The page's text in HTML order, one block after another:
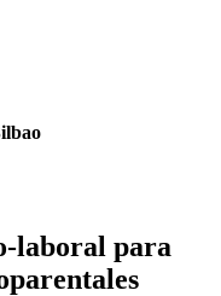
laboral para